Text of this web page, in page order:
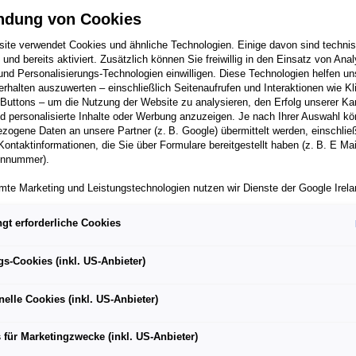
tron steht ab sofort bei den österreichischen Audi
SUV-Portfolio von Audi ist bereits ab 59.990,-
und höhere Ladeleistung, gesteigerte Reichweite und
der Premiumhersteller 2019 indas Zeitalter der E-
für die elektrische Zukunft der
von Cookies
verwendet Cookies und ähnliche Technologien. Einige davon sind
und bereits aktiviert. Zusätzlich können Sie freiwillig in den Einsatz von
Personalisierungs-Technologien einwilligen. Diese Technologien helfen
auszuwerten – einschließlich Seitenaufrufen und Interaktionen wie
Buttons – um die Nutzung der Website zu analysieren, den Erfolg unserer
personalisierte Inhalte oder Werbung anzuzeigen. Je nach Ihrer Auswahl
Daten an unsere Partner (z. B. Google) übermittelt werden,
die Sie über Formulare bereitgestellt haben (z. B. E
Marketing und Leistungstechnologien nutzen wir Dienste der Google
Datenschutzniveau; staatliche Zugriffe und eingeschränkte
können nicht ausgeschlossen werden. Die Übermittlung
einen personalisierten Link auf unsere Website gelangen und Marketing
von dem Ihnen zugeordneten Händler bzw. im Falle eines Porsche
der jeweiligen Kampagne.
erforderliche Cookies
Cookies (inkl. US-Anbieter)
Cookies (inkl. US-Anbieter)
für Marketingzwecke (inkl. US-Anbieter)